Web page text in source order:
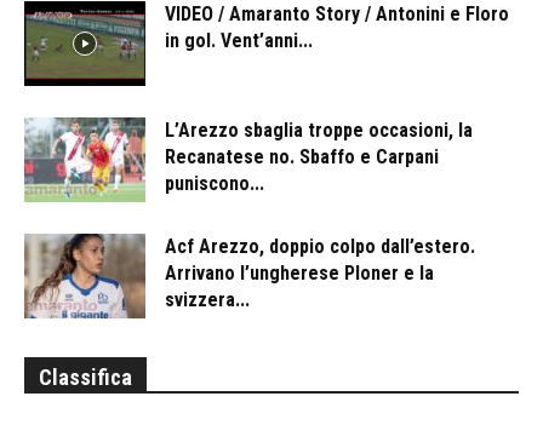
VIDEO / Amaranto Story / Antonini e Floro
in gol. Vent’anni...
L’Arezzo sbaglia troppe occasioni, la
Recanatese no. Sbaffo e Carpani
puniscono...
Acf Arezzo, doppio colpo dall’estero.
Arrivano l’ungherese Ploner e la
svizzera...
Classifica